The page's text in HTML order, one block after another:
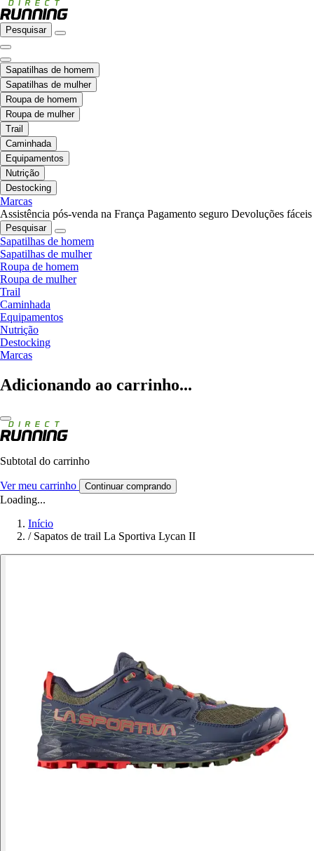
Pesquisar
Sapatilhas de homem
Sapatilhas de mulher
Roupa de homem
Roupa de mulher
Trail
Caminhada
Equipamentos
Nutrição
Destocking
Marcas
Assistência pós-venda na França Pagamento seguro Devoluções fáceis
Pesquisar
Sapatilhas de homem
Sapatilhas de mulher
Roupa de homem
Roupa de mulher
Trail
Caminhada
Equipamentos
Nutrição
Destocking
Marcas
Adicionando ao carrinho...
Subtotal do carrinho
Ver meu carrinho Continuar comprando
Loading...
Início
/ Sapatos de trail La Sportiva Lycan II